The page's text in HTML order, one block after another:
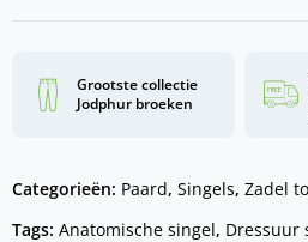
Grootste collectie
Jodphur broeken
Categorieën: Paard, Singels, Zadel
Tags: Anatomische singel, Dressuur